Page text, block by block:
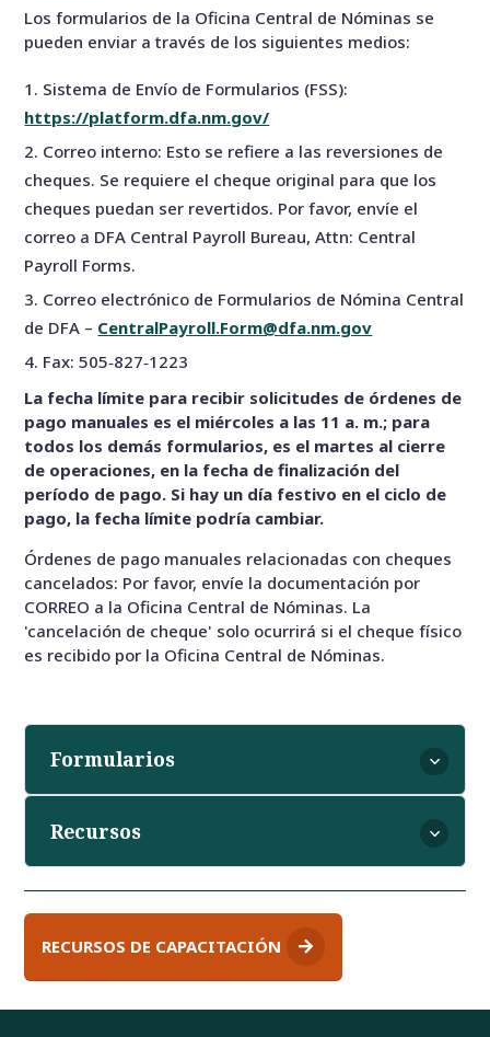
Los formularios de la Oficina Central de Nóminas se
pueden enviar a través de los siguientes medios:
Sistema de Envío de Formularios (FSS):
https://platform.dfa.nm.gov/
Correo interno: Esto se refiere a las reversiones de
cheques. Se requiere el cheque original para que los
cheques puedan ser revertidos. Por favor, envíe el
correo a DFA Central Payroll Bureau, Attn: Central
Payroll Forms.
Correo electrónico de Formularios de Nómina Central
de DFA – CentralPayroll.Form@dfa.nm.gov
Fax: 505‑827‑1223
La fecha límite para recibir solicitudes de órdenes de
pago manuales es el miércoles a las 11 a. m.; para
todos los demás formularios, es el martes al cierre
de operaciones, en la fecha de finalización del
período de pago. Si hay un día festivo en el ciclo de
pago, la fecha límite podría cambiar.
Órdenes de pago manuales relacionadas con cheques
cancelados: Por favor, envíe la documentación por
CORREO a la Oficina Central de Nóminas. La
'cancelación de cheque' solo ocurrirá si el cheque físico
es recibido por la Oficina Central de Nóminas.
Formularios
Recursos
RECURSOS DE CAPACITACIÓN